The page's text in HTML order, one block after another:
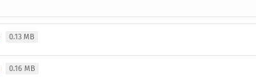
0.13 MB
0.16 MB